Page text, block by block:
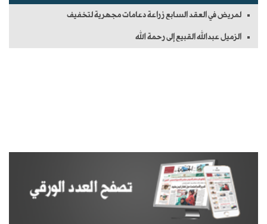
لمريض في العقد السابع زراعة دعامات مجهرية لتخفيف
الزميل عبدالله القبيع إلى رحمة الله